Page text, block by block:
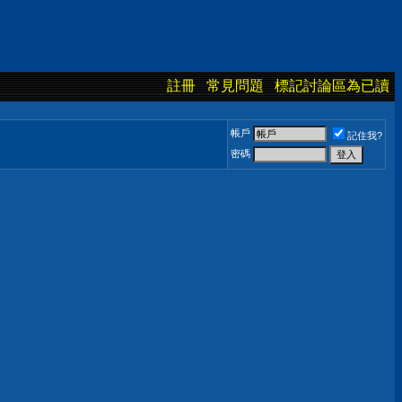
註冊 常見問題 標記討論區為已讀
帳戶
記住我?
密碼